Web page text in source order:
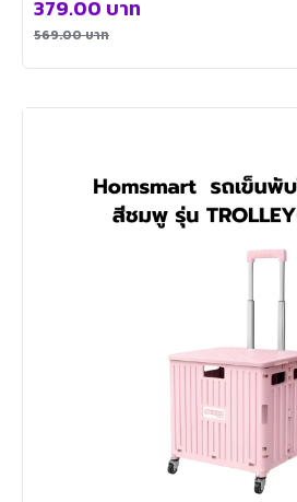
569.00บาท
379.00 บาท